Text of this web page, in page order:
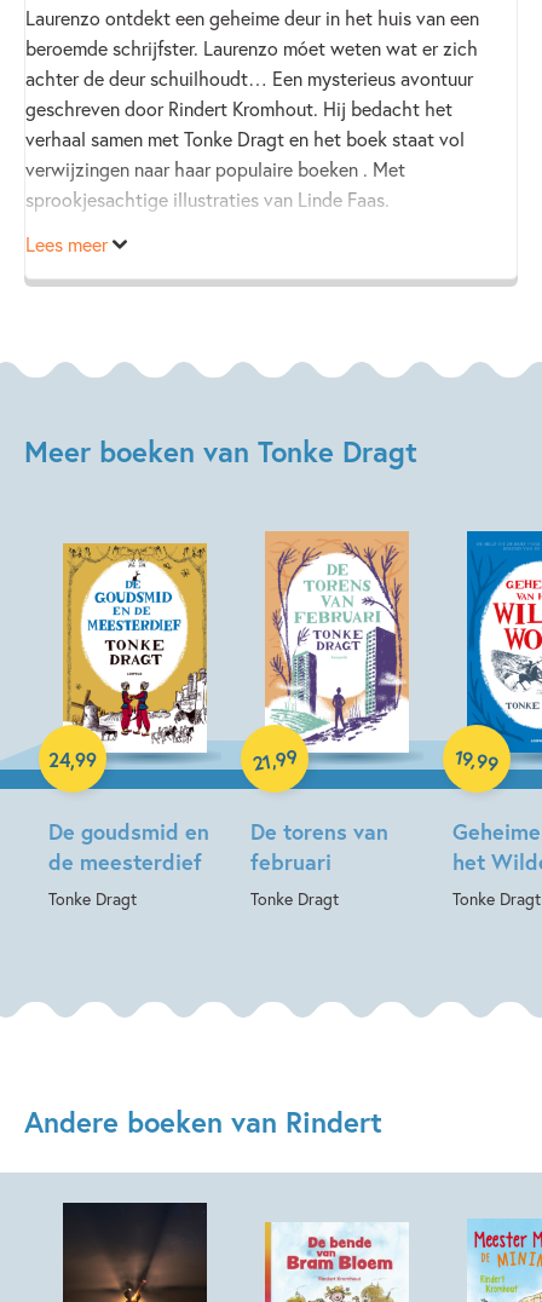
Laurenzo ontdekt een geheime deur in het huis van een
beroemde schrijfster. Laurenzo móet weten wat er zich
achter de deur schuilhoudt… Een mysterieus avontuur
geschreven door Rindert Kromhout. Hij bedacht het
verhaal samen met Tonke Dragt en het boek staat vol
verwijzingen naar haar populaire boeken . Met
sprookjesachtige illustraties van Linde Faas.
Lees meer
Meer boeken van Tonke Dragt
De goudsmid en
de meesterdief
Tonke Dragt
24,99
Hardcover
De torens van
februari
Tonke Dragt
21,99
Hardcover
het
Tonke Dragt
19,99
Paperback
Andere boeken van Rindert